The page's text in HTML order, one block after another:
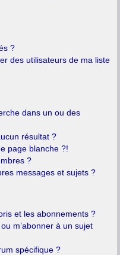
?
des utilisateurs de ma liste
dans un ou des
résultat ?
page blanche ?!
?
messages et sujets ?
et les abonnements ?
m’abonner à un sujet
spécifique ?